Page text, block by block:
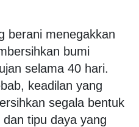
berani menegakkan
bumi
selama 40 hari.
keadilan yang
segala bentuk
tipu daya yang